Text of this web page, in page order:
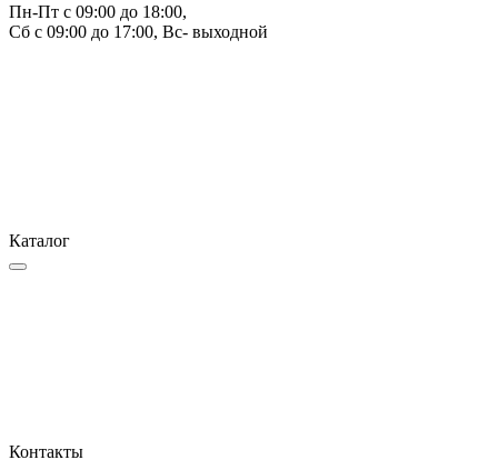
Пн-Пт с 09:00 до 18:00,
Сб с 09:00 до 17:00, Вс- выходной
Каталог
Контакты